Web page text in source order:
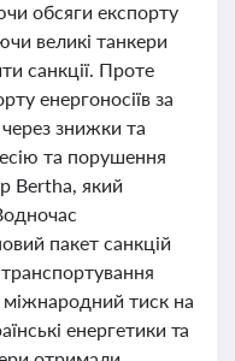
обсяги експорту
великі танкери
санкції. Проте
енергоносіїв за
знижки та
та порушення
Bertha, який
пакет санкцій
тиск на
енергетики та